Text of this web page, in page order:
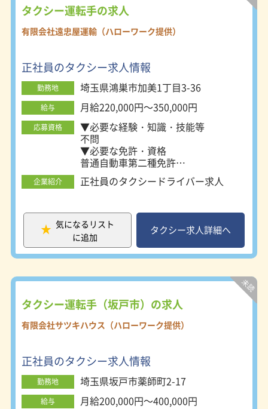
タクシー運転手の求人
有限会社遠忠屋運輸（ハローワーク提供）
正社員のタクシー求人情報
勤務地 埼玉県鴻巣市加美1丁目3-36
給与 月給220,000円～350,000円
応募資格
▼必要な経験・知識・技能等
不問
▼必要な免許・資格
普通自動車第二種免許
必須
介護福祉士
介護職員初任者研修修了者
あれば尚可
企業紹介 正社員のタクシードライバー求人
気になるリスト
に追加
タクシー求人詳細へ
タクシー運転手（坂戸市）の求人
有限会社サツキハウス（ハローワーク提供）
正社員のタクシー求人情報
勤務地 埼玉県坂戸市薬師町2-17
給与 月給200,000円～400,000円